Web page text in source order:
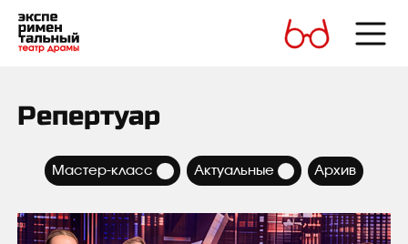
Репертуар
Мастер-класс × Актуальные × Архив